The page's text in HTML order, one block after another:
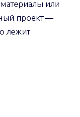
или
проект —
лежит